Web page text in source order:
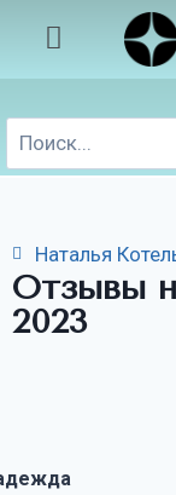
Наталья
Отзывы
2023